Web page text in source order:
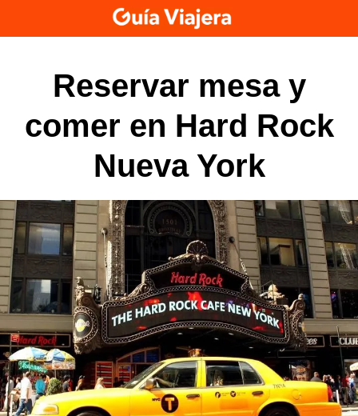
to
contentReservar mesa y
comer en Hard Rock
Nueva York